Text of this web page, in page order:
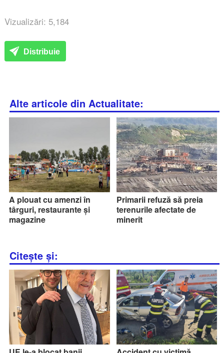
Vizualizări: 5,184
Distribuie
Alte articole din Actualitate:
A plouat cu amenzi în
târguri, restaurante și
magazine
Primarii refuză să preia
terenurile afectate de
minerit
Citește și: